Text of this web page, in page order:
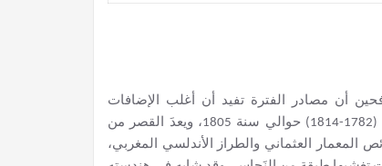
بناء القصر إلى فترة محمد الرشيد باي (1756-1758) فحين أن مصادر الفترة تفيد أن أغلب الإضافات
والتحويرات المحدثة بالمبنى هي من إنجازات حمّودة باشا الحسيني (1782-1814) حوالي سنة 1805، ويعدَ القصر من
العثماني والطراز الأندلسي المغربي،